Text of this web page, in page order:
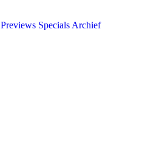
Previews Specials Archief